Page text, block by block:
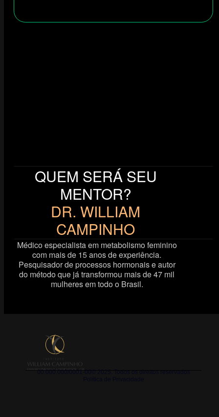
QUEM SERÁ SEU
MENTOR?
DR. WILLIAM
CAMPINHO
Médico especialista em metabolismo feminino
com mais de 15 anos de experiência.
Pesquisador de processos hormonais e autor
do método que já transformou mais de 47 mil
mulheres em todo o Brasil.
EMAGRECIMENTO E LONGEVIDADE   CIRURGIA GERAL
00.000.000/0001-00© 2025. Todos os direitos reservados